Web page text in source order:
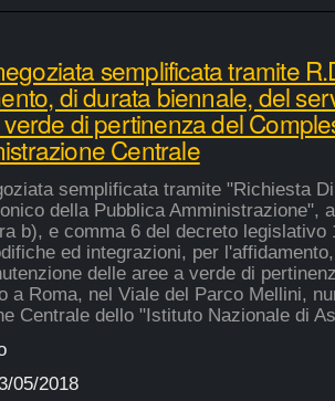
semplificata tramite
di durata biennale, del
di pertinenza del
Centrale
semplificata tramite "Richiesta
della Pubblica Amministrazione",
b), e comma 6 del decreto legislativo
ed integrazioni, per
delle aree a verde di
a Roma, nel Viale del Parco Mellini,
Centrale dello "Istituto Nazionale di
05/2018